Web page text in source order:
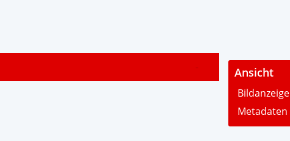
- Ansicht
Bildanzeige
Metadaten